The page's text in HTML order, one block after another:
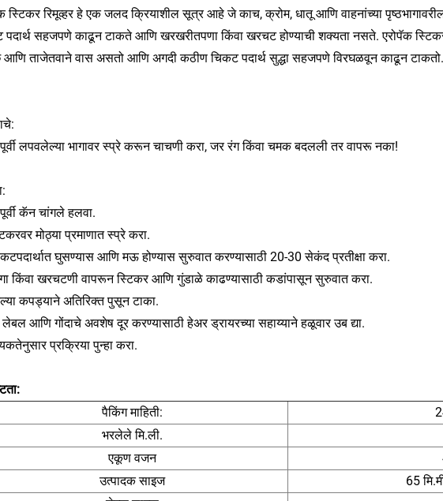
स्टिकर रिमूव्हर हे एक जलद क्रियाशील सूत्र आहे जे काच, क्रोम, धातू आणि वाहनांच्या
पदार्थ सहजपणे काढून टाकते आणि खरखरीतपणा किंवा खरचट होण्याची शक्यता नसते. एरोपॅक
आणि ताजेतवाने वास असतो आणि अगदी कठीण चिकट पदार्थ सुद्धा सहजपणे विरघळवून काढून टाकतो.
लपवलेल्या भागावर स्प्रे करून चाचणी करा, जर रंग किंवा चमक बदलली तर वापरू नका!
कॅन चांगले हलवा.
मोठ्या प्रमाणात स्प्रे करा.
घुसण्यास आणि मऊ होण्यास सुरुवात करण्यासाठी 20-30 सेकंद प्रतीक्षा करा.
किंवा खरचटणी वापरून स्टिकर आणि गुंडाळे काढण्यासाठी कडांपासून सुरुवात करा.
कपड्याने अतिरिक्त पुसून टाका.
आणि गोंदाचे अवशेष दूर करण्यासाठी हेअर ड्रायरच्या सहाय्याने हळूवार उब द्या.
प्रक्रिया पुन्हा करा.
पैकिंग माहिती:
भरलेले मि.ली.
एकूण वजन
उत्पादक साइज
65